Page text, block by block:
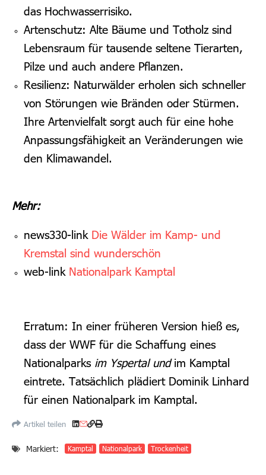
das Hochwasserrisiko.
Artenschutz: Alte Bäume und Totholz sind
Lebensraum für tausende seltene Tierarten,
Pilze und auch andere Pflanzen.
Resilienz: Naturwälder erholen sich schneller
von Störungen wie Bränden oder Stürmen.
Ihre Artenvielfalt sorgt auch für eine hohe
Anpassungsfähigkeit an Veränderungen wie
den Klimawandel.
Mehr:
news330-link Die Wälder im Kamp- und
Kremstal sind wunderschön
web-link Nationalpark Kamptal
Erratum: In einer früheren Version hieß es,
dass der WWF für die Schaffung eines
Nationalparks im Yspertal undim Kamptal
eintrete. Tatsächlich plädiert Dominik Linhard
für einen Nationalpark im Kamptal.
Artikel teilen
Markiert: Kamptal Nationalpark Trockenheit